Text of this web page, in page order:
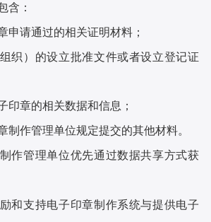
含：
申请通过的相关证明材料；
组织）的设立批准文件或者设立登记证
印章的相关数据和信息；
制作管理单位规定提交的其他材料。
作管理单位优先通过数据共享方式获
和支持电子印章制作系统与提供电子